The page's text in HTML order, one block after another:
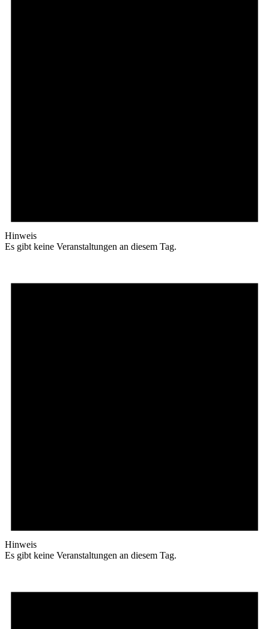
Hinweis
Es gibt keine Veranstaltungen an diesem Tag.
Hinweis
Es gibt keine Veranstaltungen an diesem Tag.